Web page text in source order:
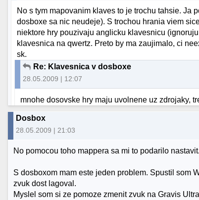
No s tym mapovanim klaves to je trochu tahsie. Ja
dosboxe sa nic neudeje). S trochou hrania viem
niektore hry pouzivaju anglicku klavesnicu
klavesnica na qwertz. Preto by ma zaujimalo, ci
sk.
Re: Klavesnica v dosboxe
28.05.2009 | 12:07
mnohe dosovske hry maju uvolnene uz zdrojaky,
Dosbox
28.05.2009 | 21:03
No pomocou toho mappera sa mi to podarilo
S dosboxom mam este jeden problem. Spustil som
zvuk dost lagoval.
Myslel som si ze pomoze zmenit zvuk na Gravis